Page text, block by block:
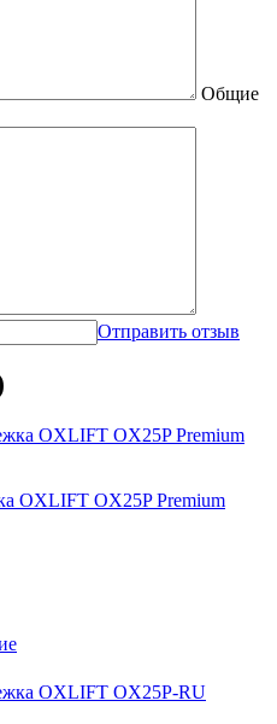
Общие
Отправить отзыв
OXLIFT OX25P Premium